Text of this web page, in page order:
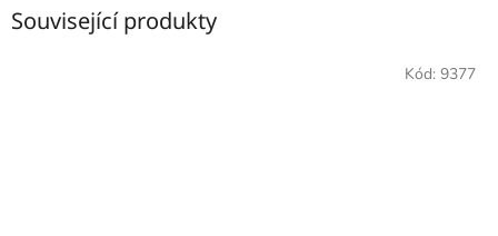
Související produkty
Kód: 9377